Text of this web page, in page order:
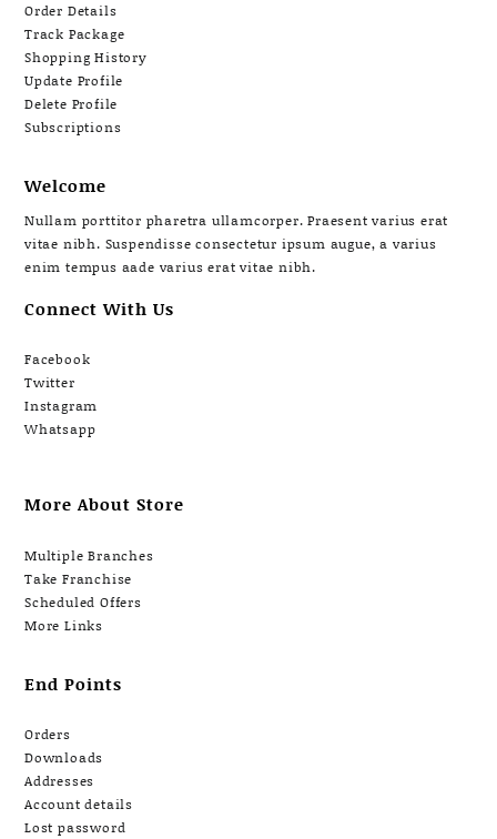
Order Details
Track Package
Shopping History
Update Profile
Delete Profile
Subscriptions
Welcome
Nullam porttitor pharetra ullamcorper. Praesent varius erat
vitae nibh. Suspendisse consectetur ipsum augue, a varius
enim tempus aade varius erat vitae nibh.
Connect With Us
Facebook
Twitter
Instagram
Whatsapp
More About Store
Multiple Branches
Take Franchise
Scheduled Offers
More Links
End Points
Orders
Downloads
Addresses
Account details
Lost password